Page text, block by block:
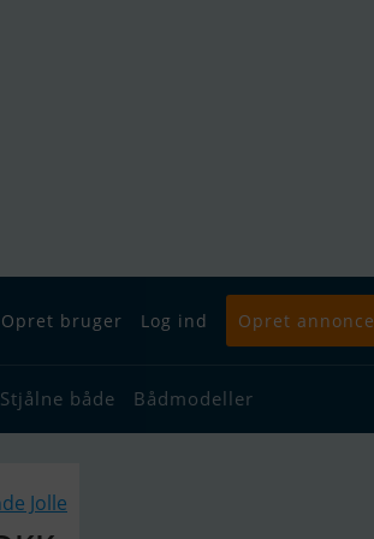
Opret bruger Log ind Opret annonce
Stjålne både Bådmodeller
Jolle